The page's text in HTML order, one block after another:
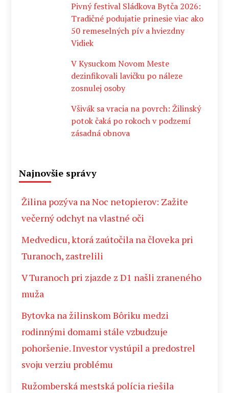
Pivný festival Sládkova Bytča 2026:
Tradičné podujatie prinesie viac ako
50 remeselných pív a hviezdny
Vidiek
V Kysuckom Novom Meste
dezinfikovali lavičku po náleze
zosnulej osoby
Všivák sa vracia na povrch: Žilinský
potok čaká po rokoch v podzemí
zásadná obnova
Najnovšie správy
Žilina pozýva na Noc netopierov: Zažite
večerný odchyt na vlastné oči
Medvedicu, ktorá zaútočila na človeka pri
Turanoch, zastrelili
V Turanoch pri zjazde z D1 našli zraneného
muža
Bytovka na žilinskom Bôriku medzi
rodinnými domami stále vzbudzuje
pohoršenie. Investor vystúpil a predostrel
svoju verziu problému
Ružomberská mestská polícia riešila